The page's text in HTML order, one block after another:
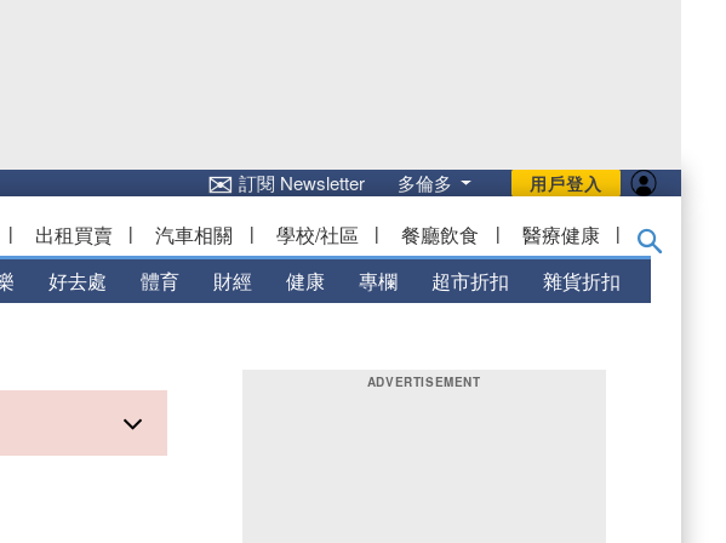
用戶登入
✉訂閱 Newsletter 多倫多
| 出租買賣 | 汽車相關 | 學校/社區 | 餐廳飲食 | 醫療健康 |
好去處 體育 財經 健康 專欄 超市折扣 雜貨折扣